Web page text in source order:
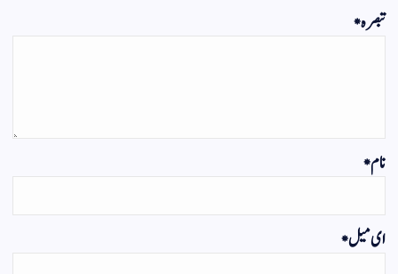
تبصرہ*
نام*
ای میل*